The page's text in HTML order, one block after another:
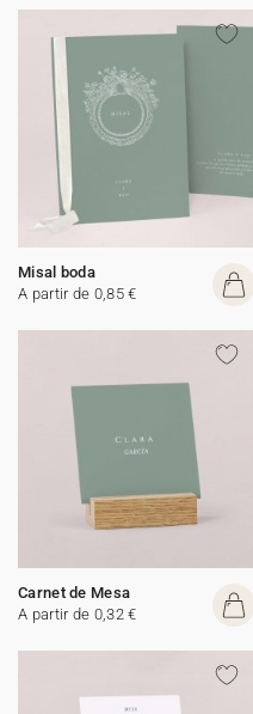
Misal boda
A partir de 0,85 €
Carnet de Mesa
A partir de 0,32 €